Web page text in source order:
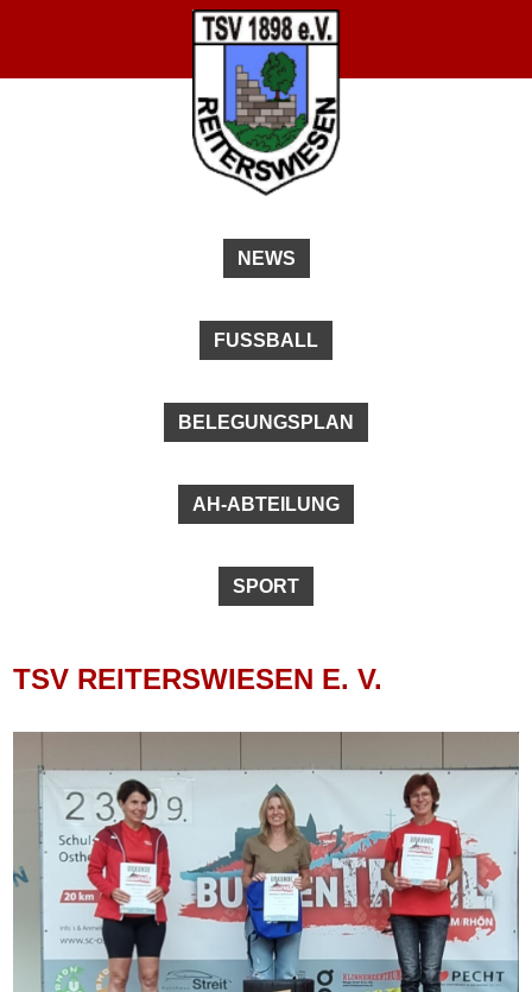
NEWS
FUSSBALL
BELEGUNGSPLAN
AH-ABTEILUNG
SPORT
TSV REITERSWIESEN E. V.